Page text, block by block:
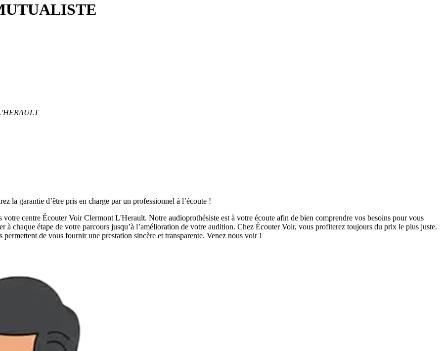
la garantie d’être pris en charge par un professionnel à l’écoute !
centre Écouter Voir Clermont L'Herault. Notre audioprothésiste est à votre écoute afin de bien comprendre vos besoins pour vous
à chaque étape de votre parcours jusqu’à l’amélioration de votre audition. Chez Écouter Voir, vous profiterez toujours du prix le plus juste.
de vous fournir une prestation sincère et transparente. Venez nous voir !